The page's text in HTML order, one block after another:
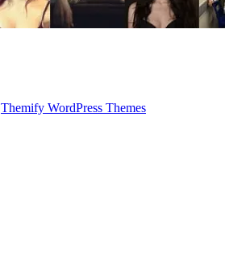
Themify WordPress Themes